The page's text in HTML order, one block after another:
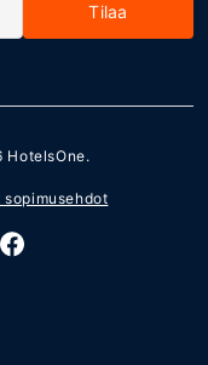
Tilaa
HotelsOne.
sopimusehdot